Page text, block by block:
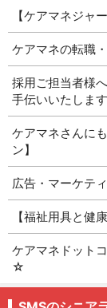
【ケアマネジャ
ケアマネの転職
採用ご担当者様
手伝いいたします
ケアマネさんに
ン】
広告・マーケテ
【福祉用具と健
ケアマネドット
☆